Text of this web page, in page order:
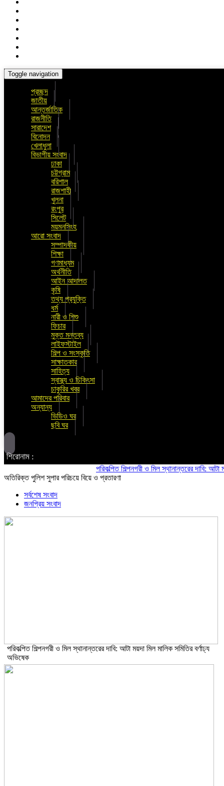
Toggle navigation
প্রচ্ছদ
জাতীয়
আন্তর্জাতিক
রাজনীতি
সারাদেশ
বিনোদন
খেলাধুলা
বিভাগীয় সংবাদ
ঢাকা
চট্টগ্রাম
বরিশাল
রাজশাহী
খুলনা
রংপুর
সিলেট
ময়মনসিংহ
আরো সংবাদ
সম্পাদকীয়
শিক্ষা
গণমাধ্যম
অর্থনীতি
আইন আদালত
কৃষি
তথ্য প্রযুক্তি
ধর্ম
নারী ও শিশু
ফিচার
মুক্ত মন্তব্য
লাইফস্টাইল
শিল্প ও সংস্কৃতি
সাক্ষাতকার
সাহিত্য
স্বাস্থ্য ও চিকিৎসা
চাকুরির খবর
আমাদের পরিবার
অন্যান্য
ভিডিও ঘর
ছবি ঘর
শিরোনাম :
পরিকল্পিত শিল্পনগরী ও মিল স্থানান্তরের দাবি: আটা ময়দা
অতিরিক্ত পুলিশ সুপার পরিচয়ে বিয়ে ও প্রতারণা
সর্বশেষ সংবাদ
জনপ্রিয় সংবাদ
পরিকল্পিত শিল্পনগরী ও মিল স্থানান্তরের দাবি: আটা ময়দা মিল মালিক সমিতির বর্ণাঢ্য
অভিষেক